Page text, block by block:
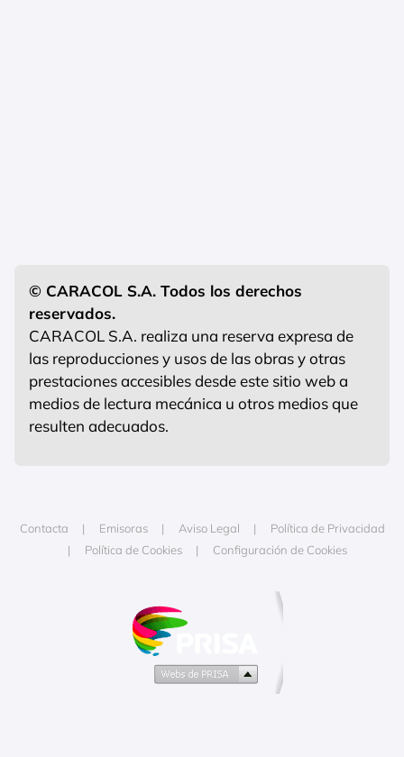
© CARACOL S.A. Todos los derechos
reservados.
CARACOL S.A. realiza una reserva expresa de
las reproducciones y usos de las obras y otras
prestaciones accesibles desde este sitio web a
medios de lectura mecánica u otros medios que
resulten adecuados.
Contacta Emisoras Aviso Legal
Política de Privacidad
Política de Cookies
Configuración de Cookies